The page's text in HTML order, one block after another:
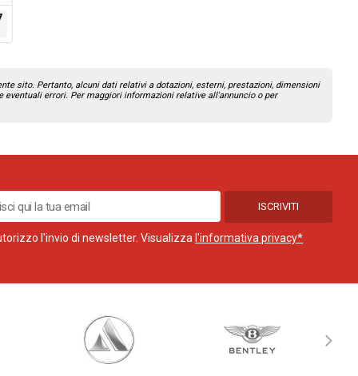
sito. Pertanto, alcuni dati relativi a dotazioni, esterni, prestazioni, dimensioni
eventuali errori. Per maggiori informazioni relative all'annuncio o per
ISCRIVITI
l'invio di newsletter. Visualizza l'informativa privacy*